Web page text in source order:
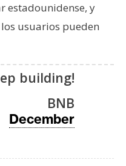
estadounidense, y
usuarios pueden
building!
BNB
December